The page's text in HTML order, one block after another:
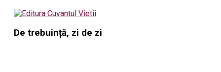
De trebuință, zi de zi